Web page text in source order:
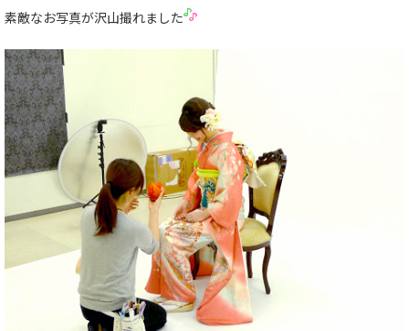
素敵なお写真が沢山撮れました